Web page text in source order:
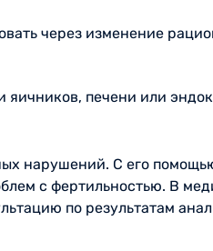
через изменение
яичников, печени или
нарушений. С его
с фертильностью. В
по результатам